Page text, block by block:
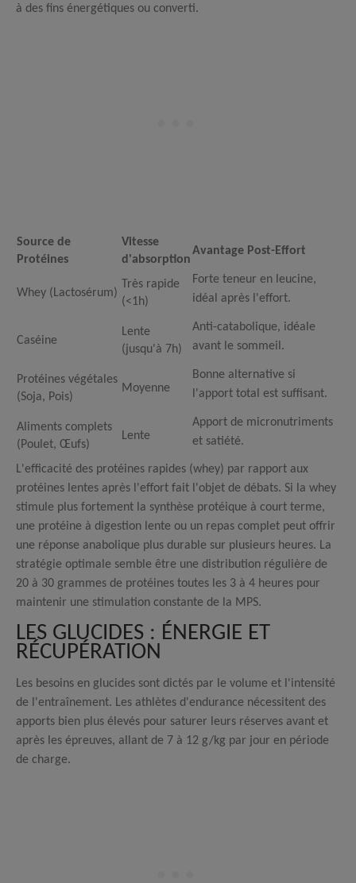
à des fins énergétiques ou converti.
Source de
Protéines
Vitesse
d'absorption
Avantage Post-Effort
Whey (Lactosérum)
Très rapide
(<1h)
Forte teneur en leucine,
idéal après l'effort.
Caséine
Lente
(jusqu'à 7h)
Anti-catabolique, idéale
avant le sommeil.
Protéines végétales
(Soja, Pois)
Moyenne
Bonne alternative si
l'apport total est suffisant.
Aliments complets
(Poulet, Œufs)
Lente
Apport de micronutriments
et satiété.
L'efficacité des protéines rapides (whey) par rapport aux
protéines lentes après l'effort fait l'objet de débats. Si la whey
stimule plus fortement la synthèse protéique à court terme,
une protéine à digestion lente ou un repas complet peut offrir
une réponse anabolique plus durable sur plusieurs heures. La
stratégie optimale semble être une distribution régulière de
20 à 30 grammes de protéines toutes les 3 à 4 heures pour
maintenir une stimulation constante de la MPS.
LES GLUCIDES : ÉNERGIE ET
RÉCUPÉRATION
Les besoins en glucides sont dictés par le volume et l'intensité
de l'entraînement. Les athlètes d'endurance nécessitent des
apports bien plus élevés pour saturer leurs réserves avant et
après les épreuves, allant de 7 à 12 g/kg par jour en période
de charge.